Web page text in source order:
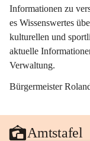
Informationen zu
es Wissenswertes
kulturellen und
aktuelle
Verwaltung.
Bürgermeister
Amtstafel